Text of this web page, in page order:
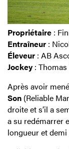
Propriétaire :
Entraîneur :
Éleveur : AB
Jockey :
Après avoir
Son (Reliable
droite et s’il a
a su redémarrer
longueur et